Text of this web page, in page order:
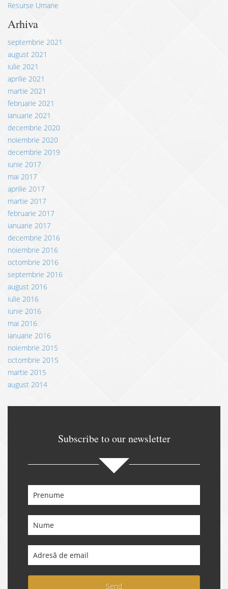
Resurse Umane
Arhiva
septembrie 2021
august 2021
iulie 2021
aprilie 2021
martie 2021
februarie 2021
ianuarie 2021
decembrie 2020
noiembrie 2020
decembrie 2019
iunie 2017
mai 2017
aprilie 2017
martie 2017
februarie 2017
ianuarie 2017
decembrie 2016
noiembrie 2016
octombrie 2016
septembrie 2016
august 2016
iulie 2016
iunie 2016
mai 2016
ianuarie 2016
noiembrie 2015
octombrie 2015
martie 2015
august 2014
Subscribe to our newsletter
Send